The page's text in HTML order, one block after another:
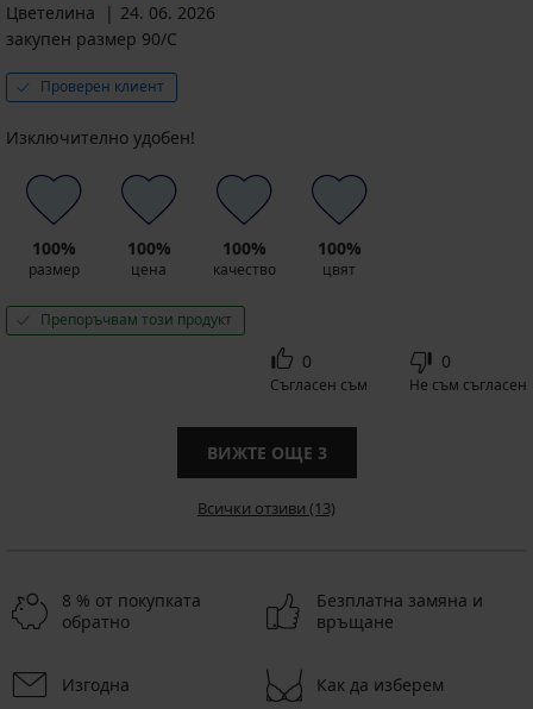
Цветелина
24. 06. 2026
закупен размер 90/C
Проверен клиент
Изключително удобен!
100%
размер
100%
цена
100%
качество
100%
цвят
Препоръчвам този продукт
0
Съгласен съм
0
Не съм съгласен
ВИЖТЕ ОЩЕ 3
Всички отзиви (13)
8 % от покупката
обратно
Безплатна замяна и
връщане
Изгодна Как да изберем